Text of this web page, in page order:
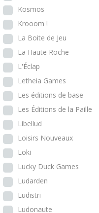
Kosmos
Krooom !
La Boite de Jeu
La Haute Roche
L'Éclap
Letheia Games
Les éditions de base
Les Éditions de la Paille
Libellud
Loisirs Nouveaux
Loki
Lucky Duck Games
Ludarden
Ludistri
Ludonaute